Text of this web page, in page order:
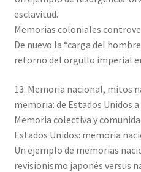
esclavitud.
Memorias coloniales
De nuevo la “carga del
retorno del orgullo imperial
13. Memoria nacional, mitos
memoria: de Estados Unidos
Memoria colectiva y
Estados Unidos: memoria
Un ejemplo de memorias
revisionismo japonés versus